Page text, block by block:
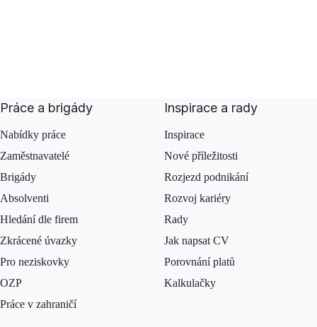
Práce a brigády
Nabídky práce
Zaměstnavatelé
Brigády
Absolventi
Hledání dle firem
Zkrácené úvazky
Pro neziskovky
OZP
Práce v zahraničí
Inspirace a rady
Inspirace
Nové příležitosti
Rozjezd podnikání
Rozvoj kariéry
Rady
Jak napsat CV
Porovnání platů
Kalkulačky